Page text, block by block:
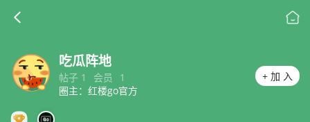
吃瓜阵地
帖子 1 会员
1
圈主：红楼go官方
+ 加 入